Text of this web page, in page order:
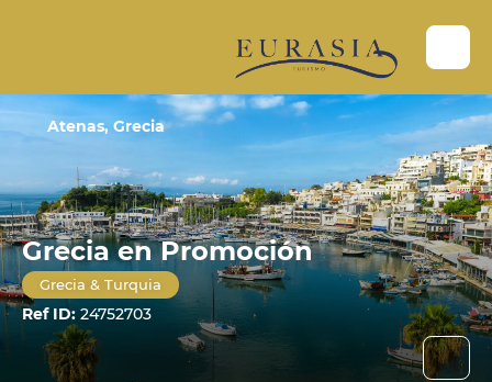
Grecia en Promoción
Grecia & Turquia
Ref ID: 24752703
Atenas, Grecia